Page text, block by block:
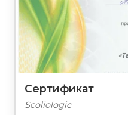
Сертификат
Scoliologic